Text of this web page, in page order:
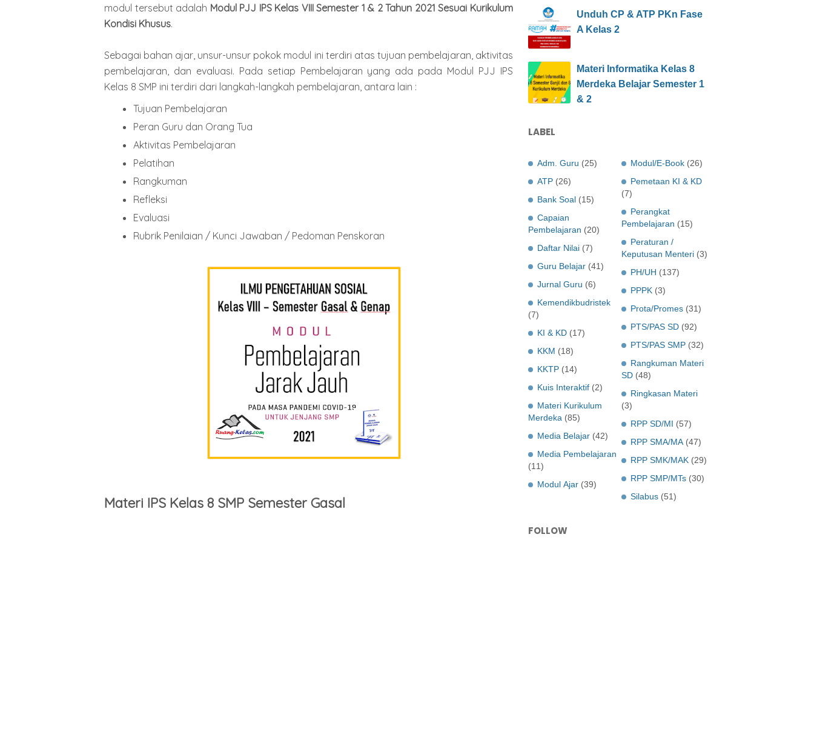
modul tersebut adalah Modul PJJ IPS Kelas VIII Semester 1 & 2 Tahun 2021 Sesuai Kurikulum
Kondisi Khusus.
Sebagai bahan ajar, unsur-unsur pokok modul ini terdiri atas tujuan pembelajaran, aktivitas
pembelajaran, dan evaluasi. Pada setiap Pembelajaran yang ada pada Modul PJJ IPS
Kelas 8 SMP ini terdiri dari langkah-langkah pembelajaran, antara lain :
Tujuan Pembelajaran
Peran Guru dan Orang Tua
Aktivitas Pembelajaran
Pelatihan
Rangkuman
Refleksi
Evaluasi
Rubrik Penilaian / Kunci Jawaban / Pedoman Penskoran
Materi IPS Kelas 8 SMP Semester Gasal
Unduh CP & ATP PKn Fase
A Kelas 2
Materi Informatika Kelas 8
Merdeka Belajar Semester 1
& 2
LABEL
Adm. Guru (25)
ATP (26)
Bank Soal (15)
Capaian
Pembelajaran (20)
Daftar Nilai (7)
Guru Belajar (41)
Jurnal Guru (6)
Kemendikbudristek
(7)
KI & KD (17)
KKM (18)
KKTP (14)
Kuis Interaktif (2)
Materi Kurikulum
Merdeka (85)
Media Belajar (42)
Media Pembelajaran
(11)
Modul Ajar (39)
Modul/E-Book (26)
Pemetaan KI & KD
(7)
Perangkat
Pembelajaran (15)
Peraturan /
Keputusan Menteri (3)
PH/UH (137)
PPPK (3)
Prota/Promes (31)
PTS/PAS SD (92)
PTS/PAS SMP (32)
Rangkuman Materi
SD (48)
Ringkasan Materi
(3)
RPP SD/MI (57)
RPP SMA/MA (47)
RPP SMK/MAK (29)
RPP SMP/MTs (30)
Silabus (51)
FOLLOW